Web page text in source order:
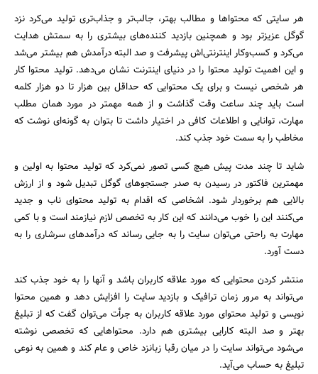
هر سایتی که محتواها و مطالب بهتر، جالب‌تر و جذاب‌تری تولید می‌کرد نزد
گوگل عزیزتر بود و همچنین بازدید کننده‌های بیشتری را به سمتش هدایت
می‌کرد و کسب‌وکار اینترنتی‌اش پیشرفت و صد البته درآمدش هم بیشتر می‌شد
و این اهمیت تولید محتوا را در دنیای اینترنت نشان می‌دهد. تولید محتوا کار
هر شخصی نیست و برای یک محتوایی که حداقل بین هزار تا دو هزار کلمه
است باید چند ساعت وقت گذاشت و از همه مهمتر در مورد همان مطلب
مهارت، توانایی و اطلاعات کافی در اختیار داشت تا بتوان به گونه‌ای نوشت که
مخاطب را به سمت خود جذب کند.
شاید تا چند مدت پیش هیچ کسی تصور نمی‌کرد که تولید محتوا به اولین و
مهمترین فاکتور در رسیدن به صدر جستجوهای گوگل تبدیل شود و از ارزش
بالایی هم برخوردار شود. اشخاصی که اقدام به تولید محتوای ناب و جدید
می‌کنند این را خوب می‌دانند که این کار به تخصص لازم نیازمند است و با کمی
مهارت به راحتی می‌توان سایت را به جایی رساند که درآمدهای سرشاری را به
دست آورد.
منتشر کردن محتوایی که مورد علاقه کاربران باشد و آنها را به خود جذب کند
می‌تواند به مرور زمان ترافیک و بازدید سایت را افزایش دهد و همین محتوا
نویسی و تولید محتوای مورد علاقه کاربران به جرأت می‌توان گفت که از تبلیغ
بهتر و صد البته کارایی بیشتری هم دارد. محتواهایی که تخصصی نوشته
می‌شود می‌تواند سایت را در میان رقبا زبانزد خاص و عام کند و همین به نوعی
تبلیغ به حساب می‌آید.